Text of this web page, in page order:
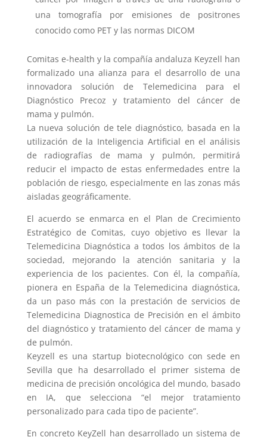
una tomografía por emisiones de positrones
conocido como PET y las normas DICOM
Comitas e-health y la compañía andaluza Keyzell han
formalizado una alianza para el desarrollo de una
innovadora solución de Telemedicina para el
Diagnóstico Precoz y tratamiento del cáncer de
mama y pulmón.
La nueva solución de tele diagnóstico, basada en la
utilización de la Inteligencia Artificial en el análisis
de radiografías de mama y pulmón, permitirá
reducir el impacto de estas enfermedades entre la
población de riesgo, especialmente en las zonas más
aisladas geográficamente.
El acuerdo se enmarca en el Plan de Crecimiento
Estratégico de Comitas, cuyo objetivo es llevar la
Telemedicina Diagnóstica a todos los ámbitos de la
sociedad, mejorando la atención sanitaria y la
experiencia de los pacientes. Con él, la compañía,
pionera en España de la Telemedicina diagnóstica,
da un paso más con la prestación de servicios de
Telemedicina Diagnostica de Precisión en el ámbito
del diagnóstico y tratamiento del cáncer de mama y
de pulmón.
Keyzell es una startup biotecnológico con sede en
Sevilla que ha desarrollado el primer sistema de
medicina de precisión oncológica del mundo, basado
en IA, que selecciona “el mejor tratamiento
personalizado para cada tipo de paciente”.
En concreto KeyZell han desarrollado un sistema de